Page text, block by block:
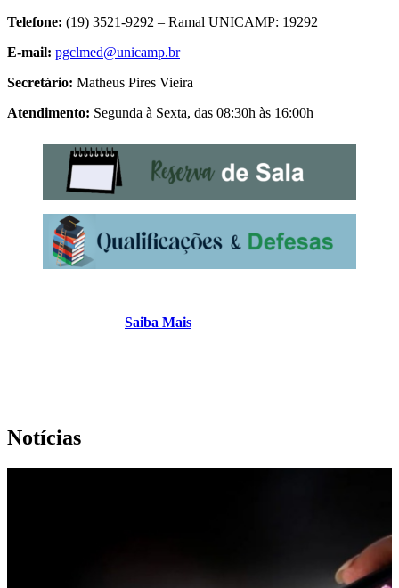
Telefone: (19) 3521-9292 – Ramal UNICAMP: 19292
E-mail: pgclmed@unicamp.br
Secretário: Matheus Pires Vieira
Atendimento: Segunda à Sexta, das 08:30h às 16:00h
Notícias
Saiba Mais